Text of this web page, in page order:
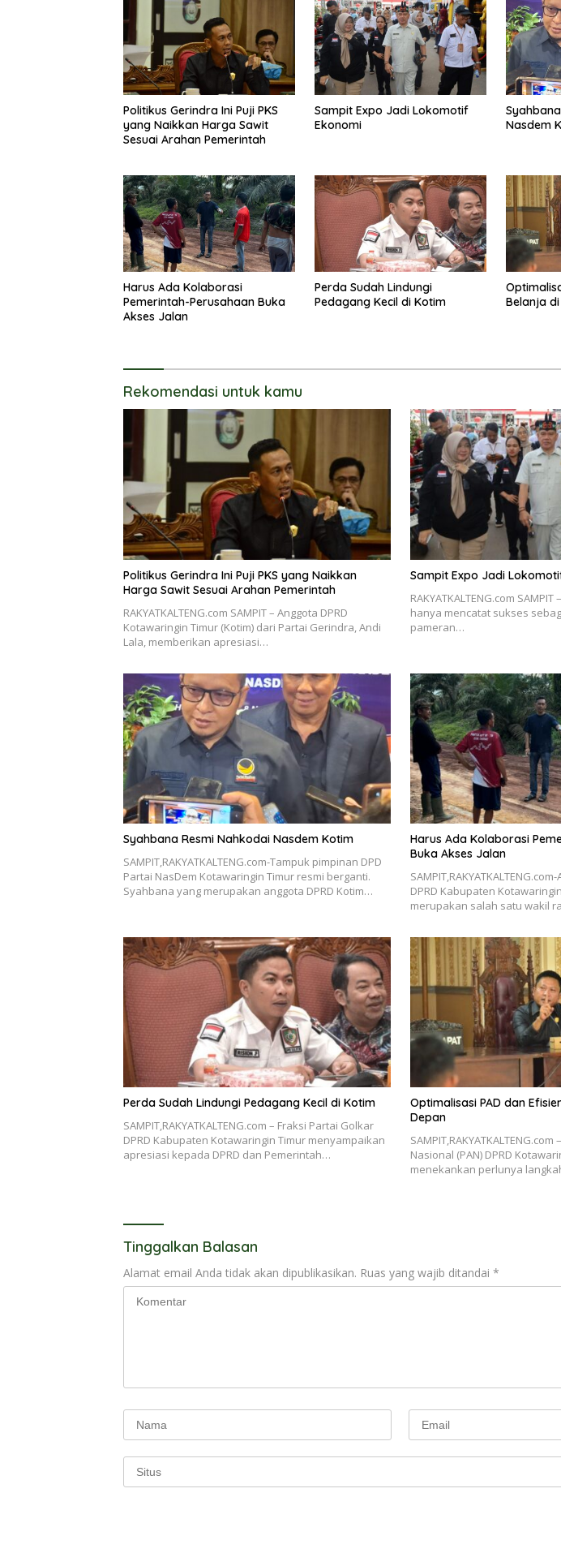
Politikus Gerindra Ini Puji PKS
yang Naikkan Harga Sawit
Sesuai Arahan Pemerintah
Sampit Expo Jadi Lokomotif
Ekonomi
Nasdem
Harus Ada Kolaborasi
Pemerintah-Perusahaan Buka
Akses Jalan
Perda Sudah Lindungi
Pedagang Kecil di Kotim
Belanja
Rekomendasi untuk kamu
Politikus Gerindra Ini Puji PKS yang Naikkan
Harga Sawit Sesuai Arahan Pemerintah
RAKYATKALTENG.com SAMPIT – Anggota DPRD
Kotawaringin Timur (Kotim) dari Partai Gerindra, Andi
Lala, memberikan apresiasi…
Sampit Expo Jadi
RAKYATKALTENG.com
hanya mencatat sukses
pameran…
Syahbana Resmi Nahkodai Nasdem Kotim
SAMPIT,RAKYATKALTENG.com-Tampuk pimpinan DPD
Partai NasDem Kotawaringin Timur resmi berganti.
Syahbana yang merupakan anggota DPRD Kotim…
Harus Ada Kolaborasi
Buka Akses Jalan
DPRD Kabupaten
merupakan salah satu wakil
Perda Sudah Lindungi Pedagang Kecil di Kotim
SAMPIT,RAKYATKALTENG.com – Fraksi Partai Golkar
DPRD Kabupaten Kotawaringin Timur menyampaikan
apresiasi kepada DPRD dan Pemerintah…
Optimalisasi PAD dan
Depan
Nasional (PAN) DPRD
menekankan perlunya
Tinggalkan Balasan
Alamat email Anda tidak akan dipublikasikan. Ruas yang wajib ditandai *